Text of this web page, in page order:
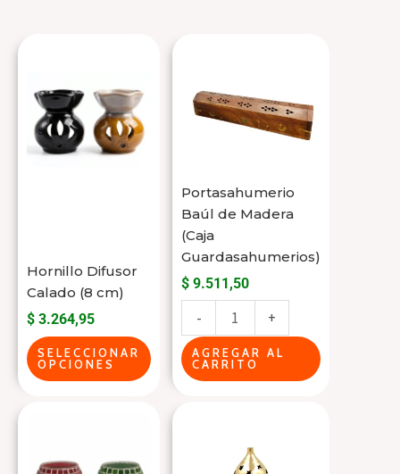
Hornillo Difusor
Calado (8 cm)
$ 3.264,95
SELECCIONAR
OPCIONES
tiene
varias
variantes.
elegir
en
la
página
del
Portasahumerio
Baúl de Madera
(Caja
Guardasahumerios)
$ 9.511,50
-
de
Madera
cantidad
+
AGREGAR AL
CARRITO
Marroquí